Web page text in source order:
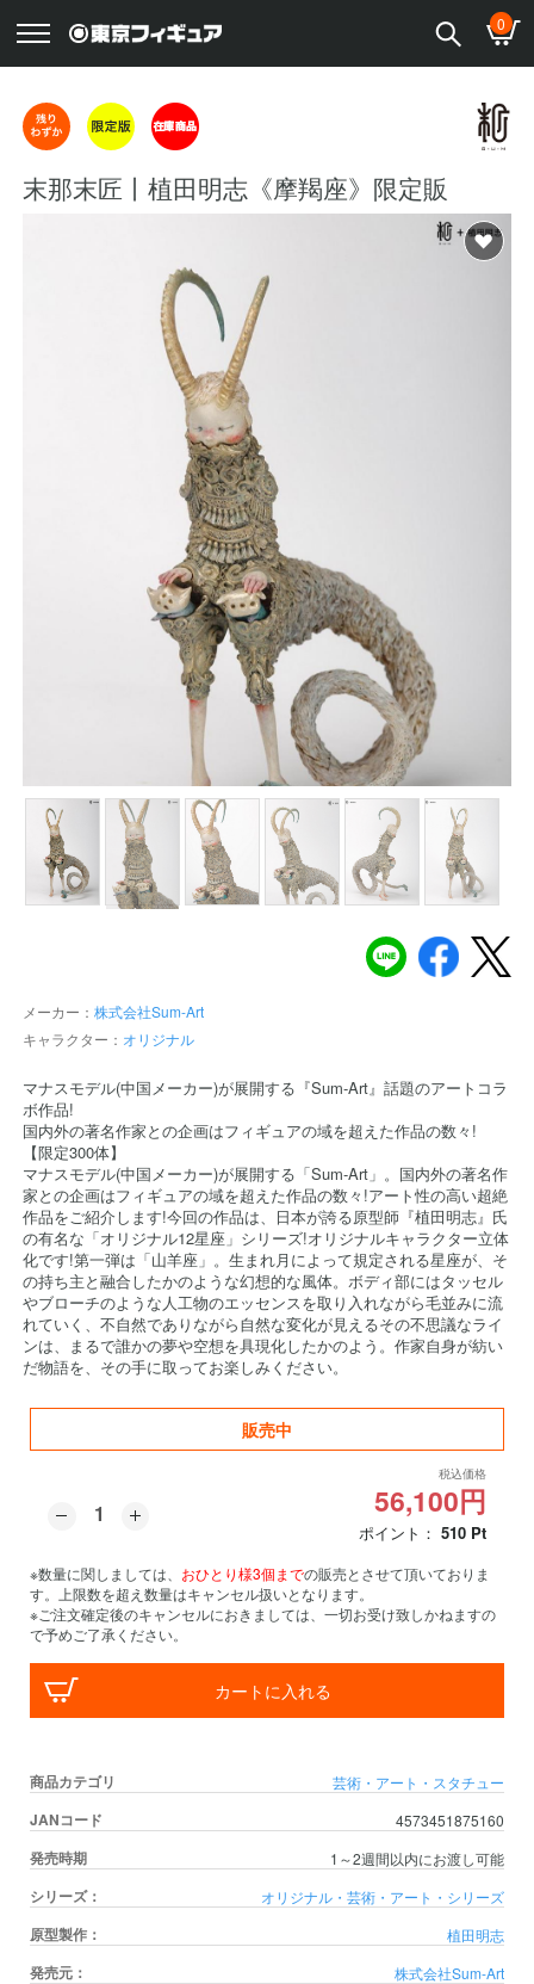
0
末那末匠丨植田明志《摩羯座》限定販
メーカー： 株式会社Sum-Art
キャラクター： オリジナル
マナスモデル(中国メーカー)が展開する『Sum-Art』話題のアートコラ
ボ作品!
国内外の著名作家との企画はフィギュアの域を超えた作品の数々!
【限定300体】
マナスモデル(中国メーカー)が展開する「Sum-Art」。国内外の著名作
家との企画はフィギュアの域を超えた作品の数々!アート性の高い超絶
作品をご紹介します!今回の作品は、日本が誇る原型師『植田明志』氏
の有名な「オリジナル12星座」シリーズ!オリジナルキャラクター立体
化です!第一弾は「山羊座」。生まれ月によって規定される星座が、そ
の持ち主と融合したかのような幻想的な風体。ボディ部にはタッセル
やブローチのような人工物のエッセンスを取り入れながら毛並みに流
れていく、不自然でありながら自然な変化が見えるその不思議なライ
ンは、まるで誰かの夢や空想を具現化したかのよう。作家自身が紡い
だ物語を、その手に取ってお楽しみください。
販売中
税込価格
56,100円
ポイント： 510 Pt
※数量に関しましては、 おひとり様3個までの販売とさせて頂いておりま
す。上限数を超え数量はキャンセル扱いとなります。
※ご注文確定後のキャンセルにおきましては、一切お受け致しかねますの
で予めご了承ください。
カートに入れる
商品カテゴリ 芸術・アート・スタチュー
JANコード 4573451875160
発売時期 1～2週間以内にお渡し可能
シリーズ： オリジナル・芸術・アート・シリーズ
原型製作： 植田明志
発売元： 株式会社Sum-Art